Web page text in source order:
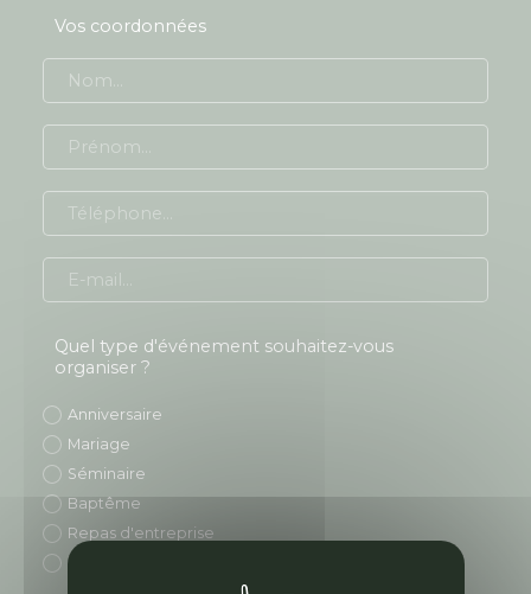
Vos coordonnées
Quel type d'événement souhaitez-vous
organiser ?
Anniversaire
Mariage
Séminaire
Baptême
Repas d'entreprise
Autres (précisez)